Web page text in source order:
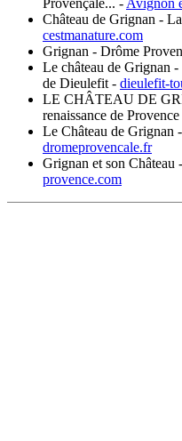
Château de Grignan -
cestmanature.com
Grignan - Drôme
Le château de Grignan
de Dieulefit - dieulefit-
LE CHÂTEAU DE
renaissance de Provence
Le Château de Grignan
dromeprovencale.fr
Grignan et son Château
provence.com